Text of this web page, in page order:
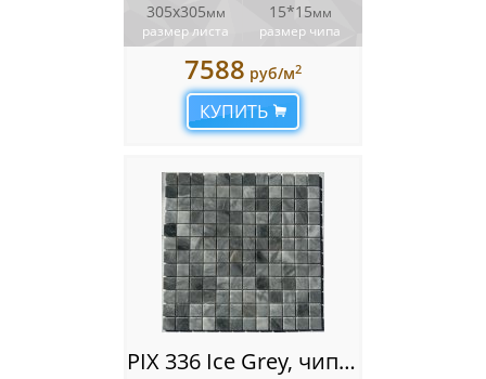
305x305мм
размер листа
15*15мм
размер чипа
7588 руб/м2
КУПИТЬ
PIX 336 Ice Grey, чип 23х23 мм, сетка 305х305х4 мм, Полированная